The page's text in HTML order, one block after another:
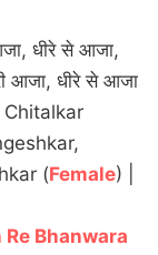
धीरे से आजा,
आजा, धीरे से आजा
Chitalkar
(Female) |
Bhanwara